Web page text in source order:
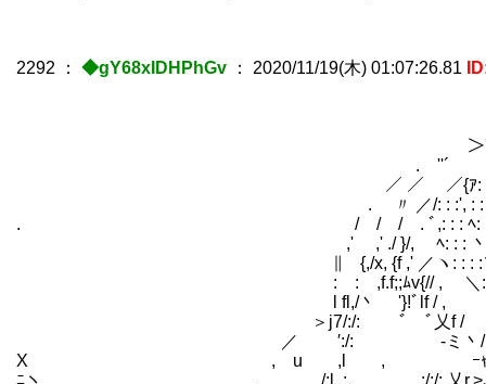
2292 ： ◆gY68xIDHPhGv ： 2020/11/19(木) 01:07:26.81
＞''´ ,.:／: : : : : : : : : : : :
. ''´ .ｨ:ア: : : : : : : : : :＼: :
／ ／ ／{ｱ: : : : : : : : : : : : : :丶:
. 〃 ／/: : :', : : :r:ヽ: : : : : : : : : :ィ
. / / / . ﾞ,: : : ﾍ: : ゝ:ﾞ: : : : : : : ／
,' ,' ./ }/, ﾍ: : : 丶: : : : : : : :／
∥ {,/x, {f ,' ／ヽ: : : :＼: : : ／
: : ,f.f;;ﾑv{// , ＼: : :
l fl,/丶ゞ '}!ﾞlf /
＞j7/:/: ﾞ ﾞ
／ ′:/: -ミ丶/
X , u ,l , ｰｬx､ 丶
ﾆヽ . _/:l. ;, :/:/: 乂